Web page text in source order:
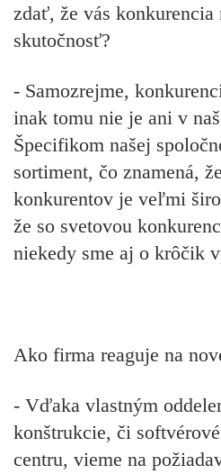
zdať, že vás
skutočnosť?
- Samozrejme,
inak tomu nie je ani v
Špecifikom našej
sortiment, čo znamená,
konkurentov je veľmi
že so svetovou
niekedy sme aj o krôčik
Ako firma reaguje na
- Vďaka vlastným
konštrukcie, či
centru, vieme na